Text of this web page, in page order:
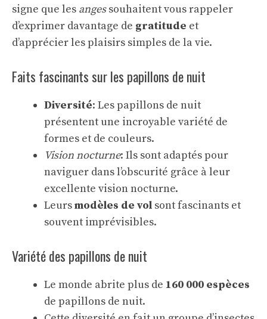
signe que les angessouhaitent vous rappeler
d’exprimer davantage de gratitude et
d’apprécier les plaisirs simples de la vie.
Faits fascinants sur les papillons de nuit
Diversité: Les papillons de nuit
présentent une incroyable variété de
formes et de couleurs.
Vision nocturne: Ils sont adaptés pour
naviguer dans l’obscurité grâce à leur
excellente vision nocturne.
Leursmodèles de vol sont fascinants et
souvent imprévisibles.
Variété des papillons de nuit
Le monde abrite plus de 160 000 espèces
de papillons de nuit.